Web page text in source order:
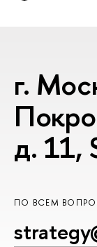
г.
д. 11,
ПО ВСЕМ